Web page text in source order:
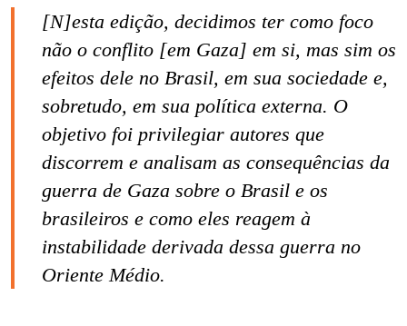
[N]esta edição, decidimos ter como foco
não o conflito [em Gaza] em si, mas sim os
efeitos dele no Brasil, em sua sociedade e,
sobretudo, em sua política externa. O
objetivo foi privilegiar autores que
discorrem e analisam as consequências da
guerra de Gaza sobre o Brasil e os
brasileiros e como eles reagem à
instabilidade derivada dessa guerra no
Oriente Médio.